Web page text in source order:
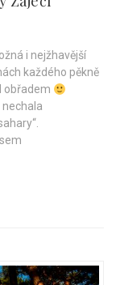
i nejžhavější
každého pěkně
obřadem